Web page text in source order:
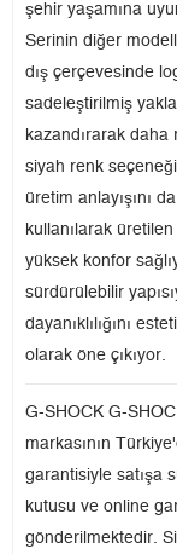
şehir yaşamına
Serinin diğer
dış çerçevesinde
sadeleştirilmiş
kazandırarak daha
siyah renk
üretim anlayışını
kullanılarak
yüksek konfor
sürdürülebilir
dayanıklılığını
olarak öne çıkıyor.
G-SHOCK G-
markasının
garantisiyle satışa
kutusu ve online
gönderilmektedir.